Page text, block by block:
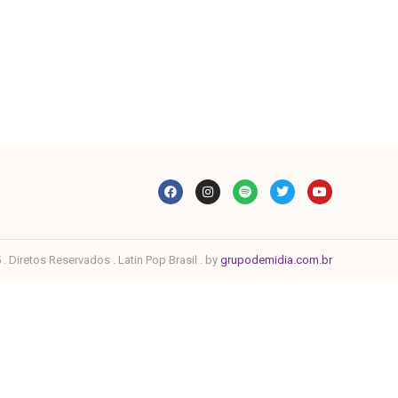
. Diretos Reservados . Latin Pop Brasil . by grupodemidia.com.br